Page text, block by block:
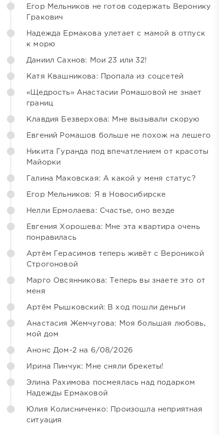
Егор Мельников не готов содержать Веронику
Гракович
Надежда Ермакова улетает с мамой в отпуск
к морю
Даниил Сахнов: Мои 23 или 32!
Катя Квашникова: Пропала из соцсетей
«Щедрость» Анастасии Ромашовой не знает
границ
Клавдия Безверхова: Мне вызывали скорую
Евгений Ромашов больше не похож на лешего
Никита Гуранда под впечатлением от красоты
Майорки
Галина Маковская: А какой у меня статус?
Егор Мельников: Я в Новосибирске
Нелли Ермолаева: Счастье, оно везде
Евгения Хорошева: Мне эта квартира очень
понравилась
Артём Герасимов теперь живёт с Вероникой
Строгоновой
Марго Овсянникова: Теперь вы знаете это от
меня
Артём Рышковский: В ход пошли деньги
Анастасия Жемчугова: Моя большая любовь,
мой дом
Анонс Дом-2 на 6/08/2026
Ирина Пинчук: Мне сняли брекеты!
Элина Рахимова посмеялась над подарком
Надежды Ермаковой
Юлия Колисниченко: Произошла неприятная
ситуация